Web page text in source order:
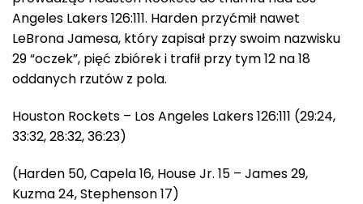
Angeles Lakers 126:111. Harden przyćmił nawet
LeBrona Jamesa, który zapisał przy swoim nazwisku
29 “oczek”, pięć zbiórek i trafił przy tym 12 na 18
oddanych rzutów z pola.
Houston Rockets – Los Angeles Lakers 126:111 (29:24,
33:32, 28:32, 36:23)
(Harden 50, Capela 16, House Jr. 15 – James 29,
Kuzma 24, Stephenson 17)